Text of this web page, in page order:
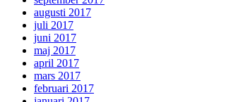
augusti 2017
juli 2017
juni 2017
maj 2017
april 2017
mars 2017
februari 2017